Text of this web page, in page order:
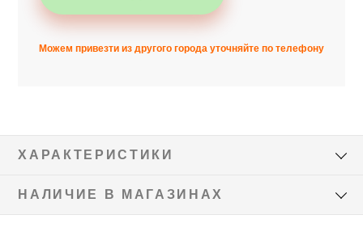
Можем привезти из другого города уточняйте по телефону
ХАРАКТЕРИСТИКИ
НАЛИЧИЕ В МАГАЗИНАХ